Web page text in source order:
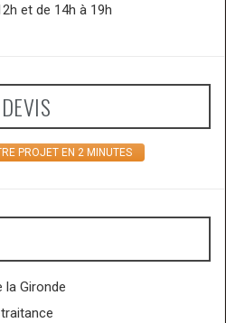
et de 14h à 19h
PROJET EN 2 MINUTES
la Gironde